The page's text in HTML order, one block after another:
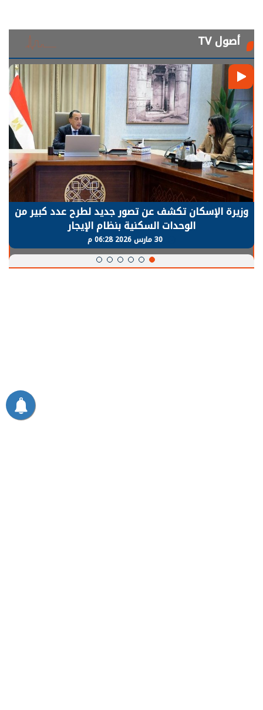
أصول TV
الرئيس السيسي: توقف الأنشطة في قطاع الطاقة
يحتاج إلى سنوات لعودة معدلات الإنتاج الطبيعية
30 مارس 2026 05:08 م